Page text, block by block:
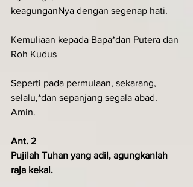
keagunganNya dengan segenap hati.
Kemuliaan kepada Bapa*dan Putera dan
Roh Kudus
Seperti pada permulaan, sekarang,
selalu,*dan sepanjang segala abad.
Amin.
Ant. 2
Pujilah Tuhan yang adil, agungkanlah
raja kekal.